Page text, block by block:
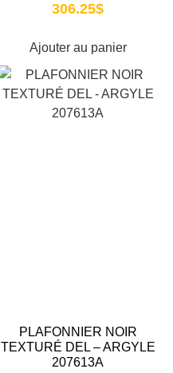
306.25$
Ajouter au panier
PLAFONNIER NOIR
TEXTURÉ DEL – ARGYLE
207613A